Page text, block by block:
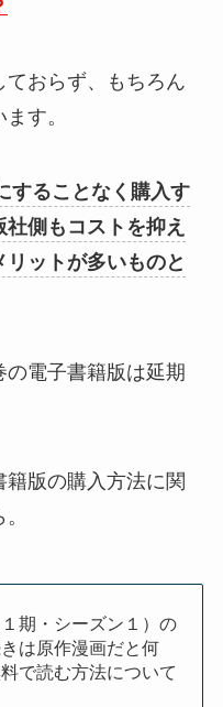
おらず、もちろん
す。
することなく購入す
側もコストを抑え
ットが多いものと
の電子書籍版は延期
版の購入方法に関
期・シーズン１）の
は原作漫画だと何
で読む方法について